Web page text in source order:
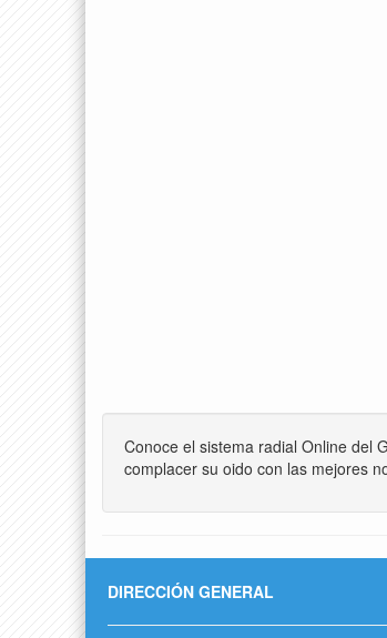
Conoce el sistema radial Online del
complacer su oido con las mejores
DIRECCIÓN GENERAL